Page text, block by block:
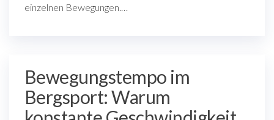
einzelnen Bewegungen.…
Bewegungstempo im
Bergsport: Warum